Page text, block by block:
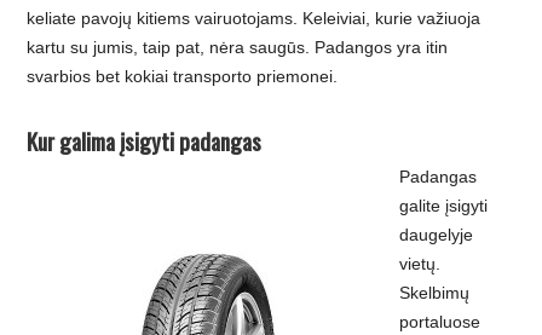
keliate pavojų kitiems vairuotojams. Keleiviai, kurie važiuoja
kartu su jumis, taip pat, nėra saugūs. Padangos yra itin
svarbios bet kokiai transporto priemonei.
Kur galima įsigyti padangas
Padangas
galite įsigyti
daugelyje
vietų.
Skelbimų
portaluose